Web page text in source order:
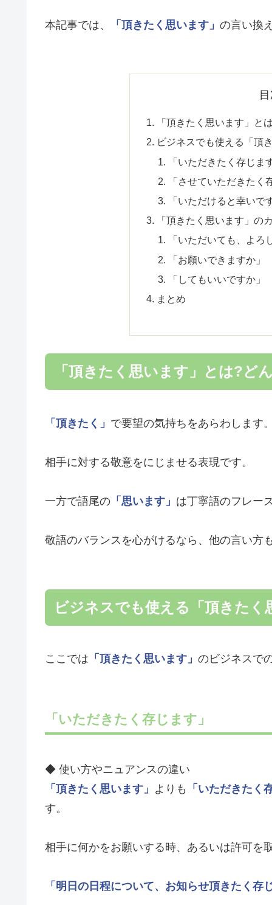
本記事では、 「頂きたく思います」 の言い換
「頂きたく思います」と
ビジネスでも使える「頂
「いただきたく存じま
「させていただきたく
「いただけると幸いで
「頂きたく思います」の
「いただいても、よろ
「お願いできますか」
「してもいいですか」
まとめ
「頂きたく思います」とは?ど
「頂きたく」 で要望の気持ちをあらわします
相手に対する敬意をにじませる表現です。
一方で語尾の 「思います」 は丁寧語のフレー
敬語のバランスを心がけるなら、他の言い方
ビジネスでも使える「頂きた
ここでは 「頂きたく思います」 のビジネスで
「いただきたく存じます」
◆ 使い方やニュアンスの違い
「頂きたく思います」 よりも
「いただきたく
す。
相手に何かをお願いする時、あるいは許可を
「明日の日程について、お知らせ頂きたく存